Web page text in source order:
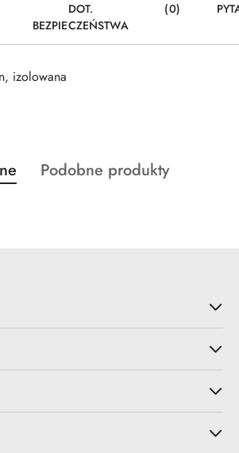
DOT.
BEZPIECZEŃSTWA
(0)
izolowana
produktów
Produkty
Podobne produkty